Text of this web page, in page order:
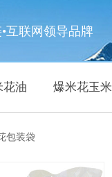
互联网领导品牌
花油 爆米花玉米
包装袋